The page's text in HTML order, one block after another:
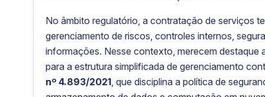
No âmbito regulatório, a contratação de serviços
gerenciamento de riscos, controles internos,
informações. Nesse contexto, merecem destaque
para a estrutura simplificada de gerenciamento
nº 4.893/2021, que disciplina a política de